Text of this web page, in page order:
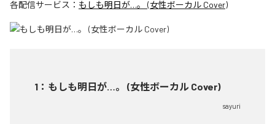
各配信サービス： もしも明日が…。 (女性ボーカル Cover)
1 ： もしも明日が…。 (女性ボーカル Cover)
sayuri